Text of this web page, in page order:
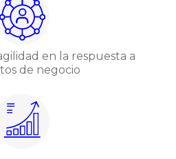
en la respuesta a
de negocio